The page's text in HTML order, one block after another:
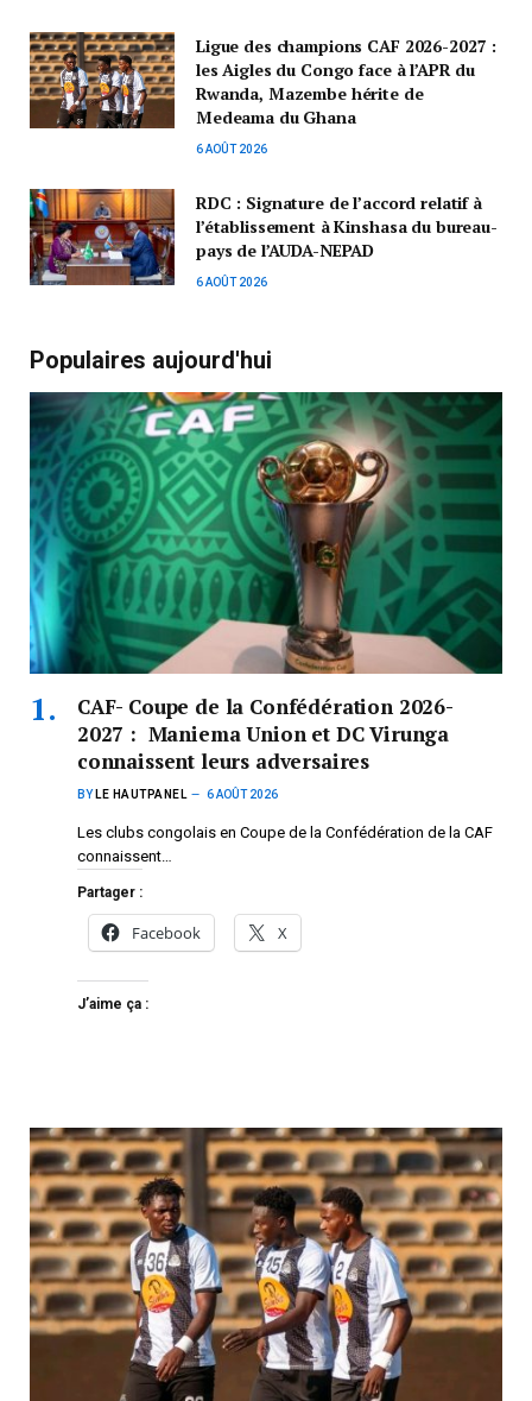
Ligue des champions CAF 2026-2027 :
les Aigles du Congo face à l’APR du
Rwanda, Mazembe hérite de
Medeama du Ghana
6 AOÛT 2026
RDC : Signature de l’accord relatif à
l’établissement à Kinshasa du bureau-
pays de l’AUDA-NEPAD
6 AOÛT 2026
Populaires aujourd'hui
CAF- Coupe de la Confédération 2026-
2027 : Maniema Union et DC Virunga
connaissent leurs adversaires
BY LE HAUTPANEL 6 AOÛT 2026
Les clubs congolais en Coupe de la Confédération de la CAF
connaissent…
Partager :
Facebook X
J’aime ça :